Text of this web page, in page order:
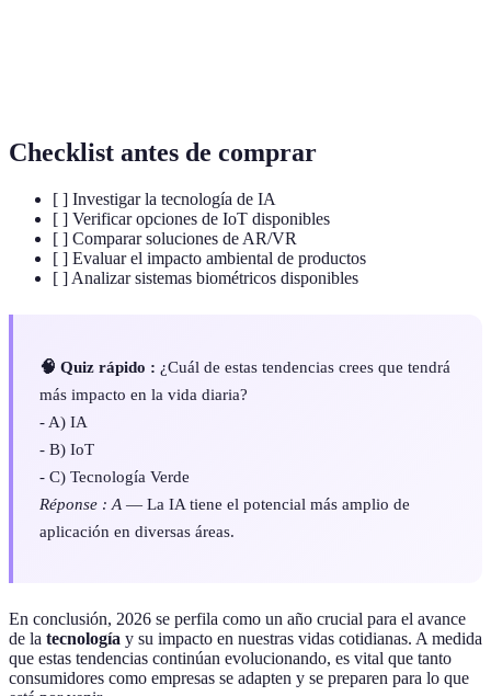
Checklist antes de comprar
[ ] Investigar la tecnología de IA
[ ] Verificar opciones de IoT disponibles
[ ] Comparar soluciones de AR/VR
[ ] Evaluar el impacto ambiental de productos
[ ] Analizar sistemas biométricos disponibles
🧠 Quiz rápido : ¿Cuál de estas tendencias crees que tendrá
más impacto en la vida diaria?
- A) IA
- B) IoT
- C) Tecnología Verde
Réponse : A — La IA tiene el potencial más amplio de
aplicación en diversas áreas.
En conclusión, 2026 se perfila como un año crucial para el avance
de la tecnología y su impacto en nuestras vidas cotidianas. A medida
que estas tendencias continúan evolucionando, es vital que tanto
consumidores como empresas se adapten y se preparen para lo que